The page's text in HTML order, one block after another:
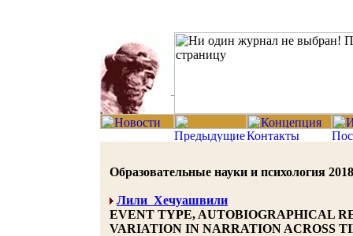
Образовательные науки и психология
Лили Хечуашвили
EVENT TYPE, AUTOBIOGRAPHICAL
VARIATION IN NARRATION ACROSS